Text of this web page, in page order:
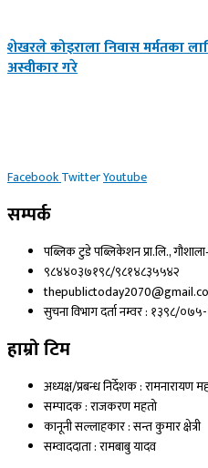
शेखरले कोइराला निवास मर्मतका
अस्वीकार गरे
FacebookTwitterYoutube
सम्पर्क
पब्लिक टुडे पब्लिकेशन प्रा.लि.,
९८४४०३७१९८/९८१४८३५५४२
सुचना विभाग दर्ता नम्वर : १३९८/
हाम्रो टिम
अध्यक्ष/प्रबन्ध निर्देशक : रामनारायण
सम्पादक : राजकरण महतो
कानूनी सल्लाहकार : सन्त कुमार क्षेत्री
सम्वाददाता : रामबाबु यादव